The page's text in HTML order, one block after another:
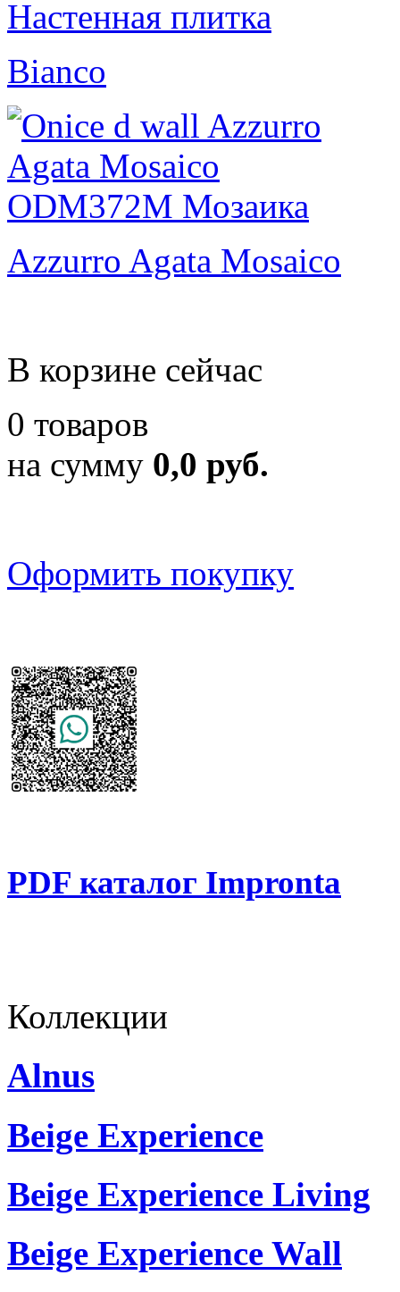
Bianco
Azzurro Agata Mosaico
В корзине сейчас
0 товаров
на сумму 0,0 руб.
Оформить покупку
PDF каталог Impronta
Коллекции
Alnus
Beige Experience
Beige Experience Living
Beige Experience Wall